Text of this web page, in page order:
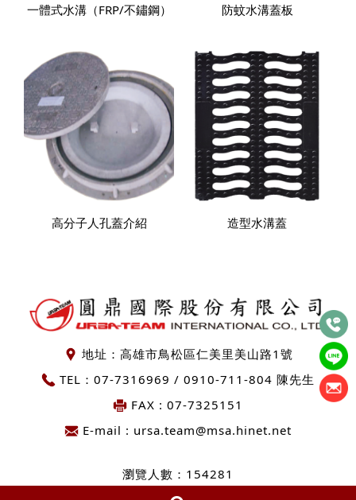
一體式水溝（FRP/不鏽鋼） 防蚊水溝蓋板
高分子人孔蓋介紹 造型水溝蓋
地址： 高雄市鳥松區仁美里美山路1號
TEL： 07-7316969 / 0910-711-804 陳先生
FAX : 07-7325151
E-mail : ursa.team@msa.hinet.net
瀏覽人數：154281